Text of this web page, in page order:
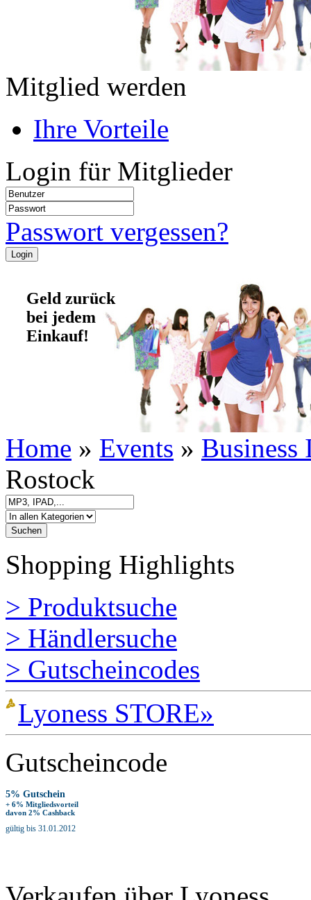
Mitglied werden
Ihre Vorteile
Login für Mitglieder
Passwort vergessen?
Geld zurück
bei jedem
Einkauf!
Home » Events » Business
Rostock
Shopping Highlights
> Produktsuche
> Händlersuche
> Gutscheincodes
Lyoness STORE»
Gutscheincode
5% Gutschein
+ 6% Mitgliedsvorteil
davon 2% Cashback
gültig bis 31.01.2012